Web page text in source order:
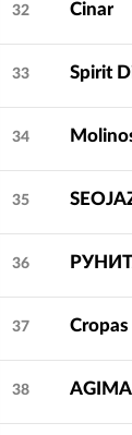
32 Cinar
33 Spirit
34
35
36
37 Cropas
38 AGIMA